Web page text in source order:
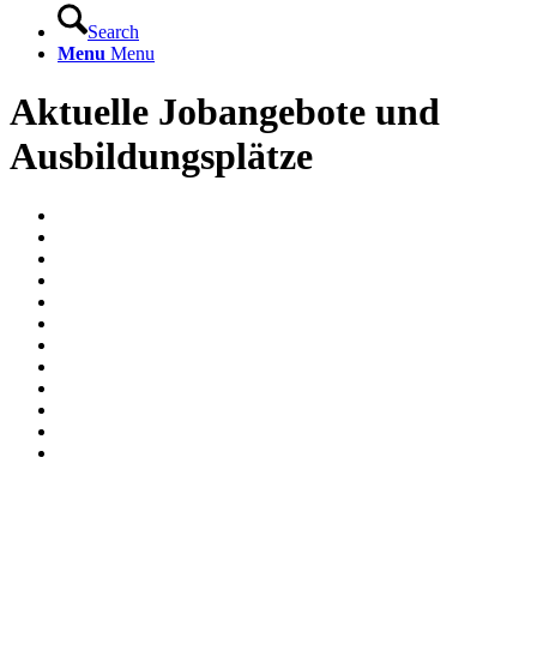
Search
Menu Menu
Aktuelle Jobangebote und
Ausbildungsplätze